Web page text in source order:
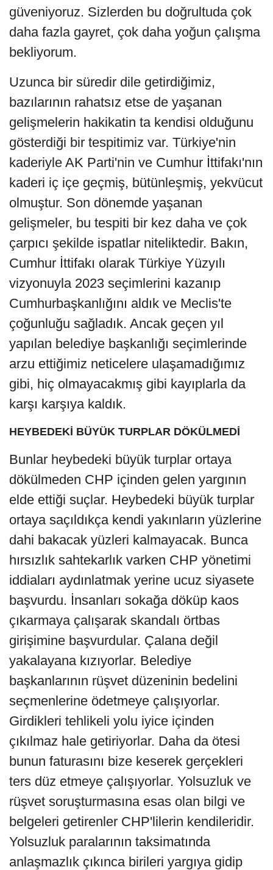
güveniyoruz. Sizlerden bu doğrultuda çok
daha fazla gayret, çok daha yoğun çalışma
bekliyorum.
Uzunca bir süredir dile getirdiğimiz,
bazılarının rahatsız etse de yaşanan
gelişmelerin hakikatin ta kendisi olduğunu
gösterdiği bir tespitimiz var. Türkiye'nin
kaderiyle AK Parti'nin ve Cumhur İttifakı'nın
kaderi iç içe geçmiş, bütünleşmiş, yekvücut
olmuştur. Son dönemde yaşanan
gelişmeler, bu tespiti bir kez daha ve çok
çarpıcı şekilde ispatlar niteliktedir. Bakın,
Cumhur İttifakı olarak Türkiye Yüzyılı
vizyonuyla 2023 seçimlerini kazanıp
Cumhurbaşkanlığını aldık ve Meclis'te
çoğunluğu sağladık. Ancak geçen yıl
yapılan belediye başkanlığı seçimlerinde
arzu ettiğimiz neticelere ulaşamadığımız
gibi, hiç olmayacakmış gibi kayıplarla da
karşı karşıya kaldık.
HEYBEDEKİ BÜYÜK TURPLAR DÖKÜLMEDİ
Bunlar heybedeki büyük turplar ortaya
dökülmeden CHP içinden gelen yargının
elde ettiği suçlar. Heybedeki büyük turplar
ortaya saçıldıkça kendi yakınların yüzlerine
dahi bakacak yüzleri kalmayacak. Bunca
hırsızlık sahtekarlık varken CHP yönetimi
iddiaları aydınlatmak yerine ucuz siyasete
başvurdu. İnsanları sokağa döküp kaos
çıkarmaya çalışarak skandalı örtbas
girişimine başvurdular. Çalana değil
yakalayana kızıyorlar. Belediye
başkanlarının rüşvet düzeninin bedelini
seçmenlerine ödetmeye çalışıyorlar.
Girdikleri tehlikeli yolu iyice içinden
çıkılmaz hale getiriyorlar. Daha da ötesi
bunun faturasını bize keserek gerçekleri
ters düz etmeye çalışıyorlar. Yolsuzluk ve
rüşvet soruşturmasına esas olan bilgi ve
belgeleri getirenler CHP'lilerin kendileridir.
Yolsuzluk paralarının taksimatında
anlaşmazlık çıkınca birileri yargıya gidip